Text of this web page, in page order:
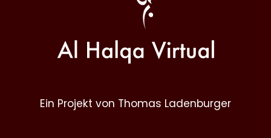
Ein Projekt von Thomas Ladenburger